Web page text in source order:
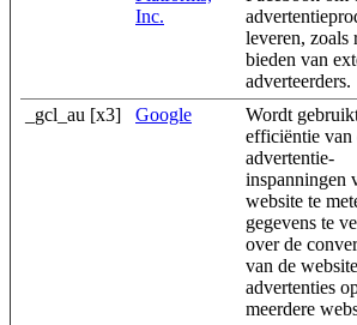
Inc.
leveren, zoals
bieden van
adverteerders.
_gcl_au [x3] Google
Wordt
efficiëntie van
advertentie-
inspanningen
website te
gegevens te
over de
van de
advertenties
meerdere